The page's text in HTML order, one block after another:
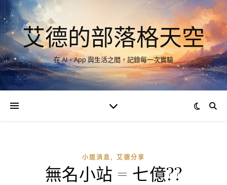
艾德的部落格天空
在 AI、App 與生活之間，記錄每一次實驗
小道消息, 艾德分享
無名小站 = 七億??